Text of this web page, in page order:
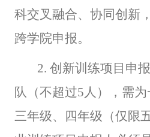
科交叉融合、协同创新
跨学院申报。
2. 创新训练项目申
队（不超过5人），需为
三年级、四年级（仅限